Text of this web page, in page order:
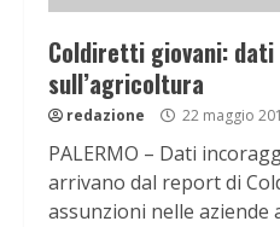
Coldiretti giovani:
sull’agricoltura
redazione 22 maggio
PALERMO – Dati
arrivano dal report di
assunzioni nelle aziende